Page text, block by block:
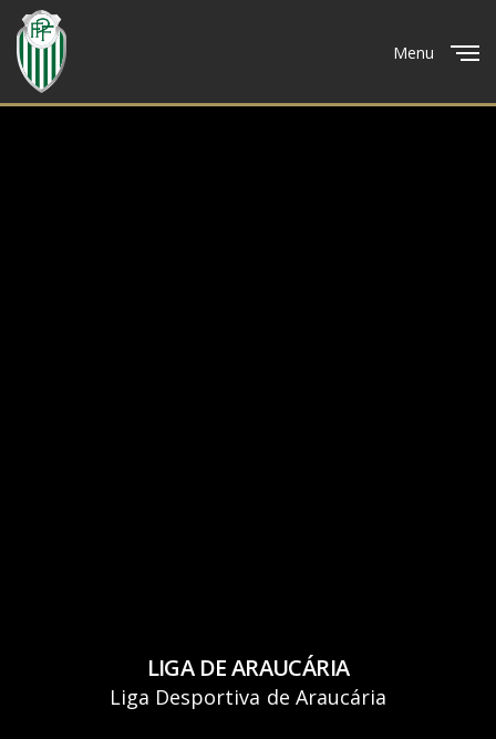
Menu
LIGA DE ARAUCÁRIA
Liga Desportiva de Araucária